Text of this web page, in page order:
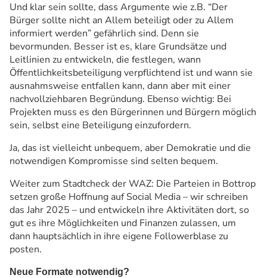
Und klar sein sollte, dass Argumente wie z.B. “Der
Bürger sollte nicht an Allem beteiligt oder zu Allem
informiert werden” gefährlich sind. Denn sie
bevormunden. Besser ist es, klare Grundsätze und
Leitlinien zu entwickeln, die festlegen, wann
Öffentlichkeitsbeteiligung verpflichtend ist und wann sie
ausnahmsweise entfallen kann, dann aber mit einer
nachvollziehbaren Begründung. Ebenso wichtig: Bei
Projekten muss es den Bürgerinnen und Bürgern möglich
sein, selbst eine Beteiligung einzufordern.
Ja, das ist vielleicht unbequem, aber Demokratie und die
notwendigen Kompromisse sind selten bequem.
Weiter zum Stadtcheck der WAZ: Die Parteien in Bottrop
setzen große Hoffnung auf Social Media – wir schreiben
das Jahr 2025 – und entwickeln ihre Aktivitäten dort, so
gut es ihre Möglichkeiten und Finanzen zulassen, um
dann hauptsächlich in ihre eigene Followerblase zu
posten.
Neue Formate notwendig?